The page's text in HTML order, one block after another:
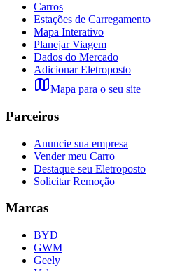
Carros
Estações de Carregamento
Mapa Interativo
Planejar Viagem
Dados do Mercado
Adicionar Eletroposto
Mapa para o seu site
Parceiros
Anuncie sua empresa
Vender meu Carro
Destaque seu Eletroposto
Solicitar Remoção
Marcas
BYD
GWM
Geely